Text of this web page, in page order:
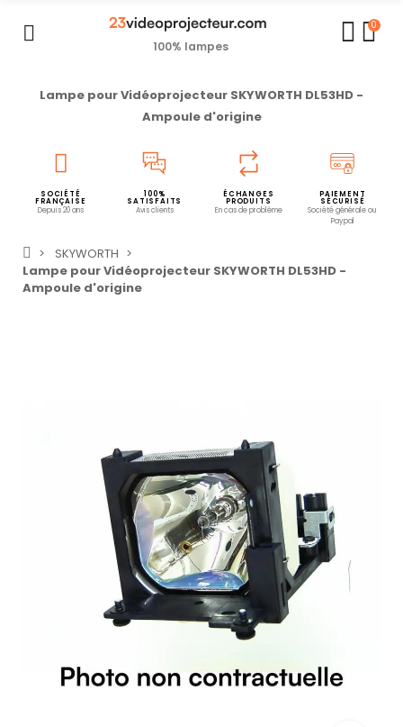
100% lampes
0
Lampe pour Vidéoprojecteur SKYWORTH DL53HD -
Ampoule d'origine
SOCIÉTÉ
FRANÇAISE
Depuis 20 ans
100%
SATISFAITS
Avis clients
ÉCHANGES
PRODUITS
En cas de problème
PAIEMENT
SÉCURISÉ
Société générale ou
Paypal
SKYWORTH
Lampe pour Vidéoprojecteur SKYWORTH DL53HD -
Ampoule d'origine